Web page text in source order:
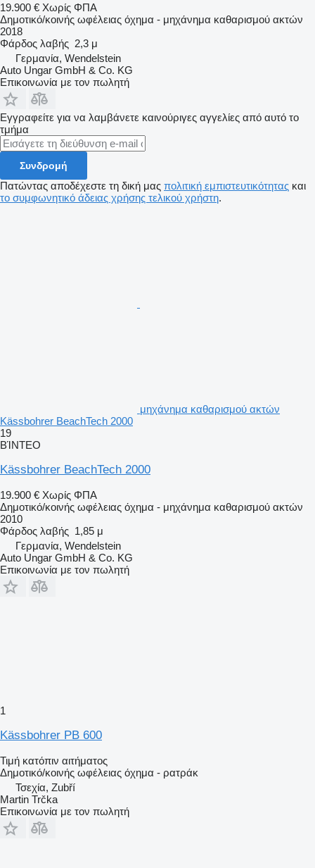
19.900 € Χωρίς ΦΠΑ
Δημοτικό/κοινής ωφέλειας όχημα - μηχάνημα καθαρισμού ακτών
2018
Φάρδος λαβής 2,3 μ
Γερμανία, Wendelstein
Auto Ungar GmbH & Co. KG
Επικοινωνία με τον πωλητή
Εγγραφείτε για να λαμβάνετε καινούριγες αγγελίες από αυτό το
τμήμα
Συνδρομή
Πατώντας αποδέχεστε τη δική μας πολιτική εμπιστευτικότητας και
το συμφωνητικό άδειας χρήσης τελικού χρήστη.
μηχάνημα καθαρισμού ακτών
Kässbohrer BeachTech 2000
19
ΒΊΝΤΕΟ
Kässbohrer BeachTech 2000
19.900 € Χωρίς ΦΠΑ
Δημοτικό/κοινής ωφέλειας όχημα - μηχάνημα καθαρισμού ακτών
2010
Φάρδος λαβής 1,85 μ
Γερμανία, Wendelstein
Auto Ungar GmbH & Co. KG
Επικοινωνία με τον πωλητή
1
Kässbohrer PB 600
Τιμή κατόπιν αιτήματος
Δημοτικό/κοινής ωφέλειας όχημα - ρατράκ
Τσεχία, Zubří
Martin Trčka
Επικοινωνία με τον πωλητή